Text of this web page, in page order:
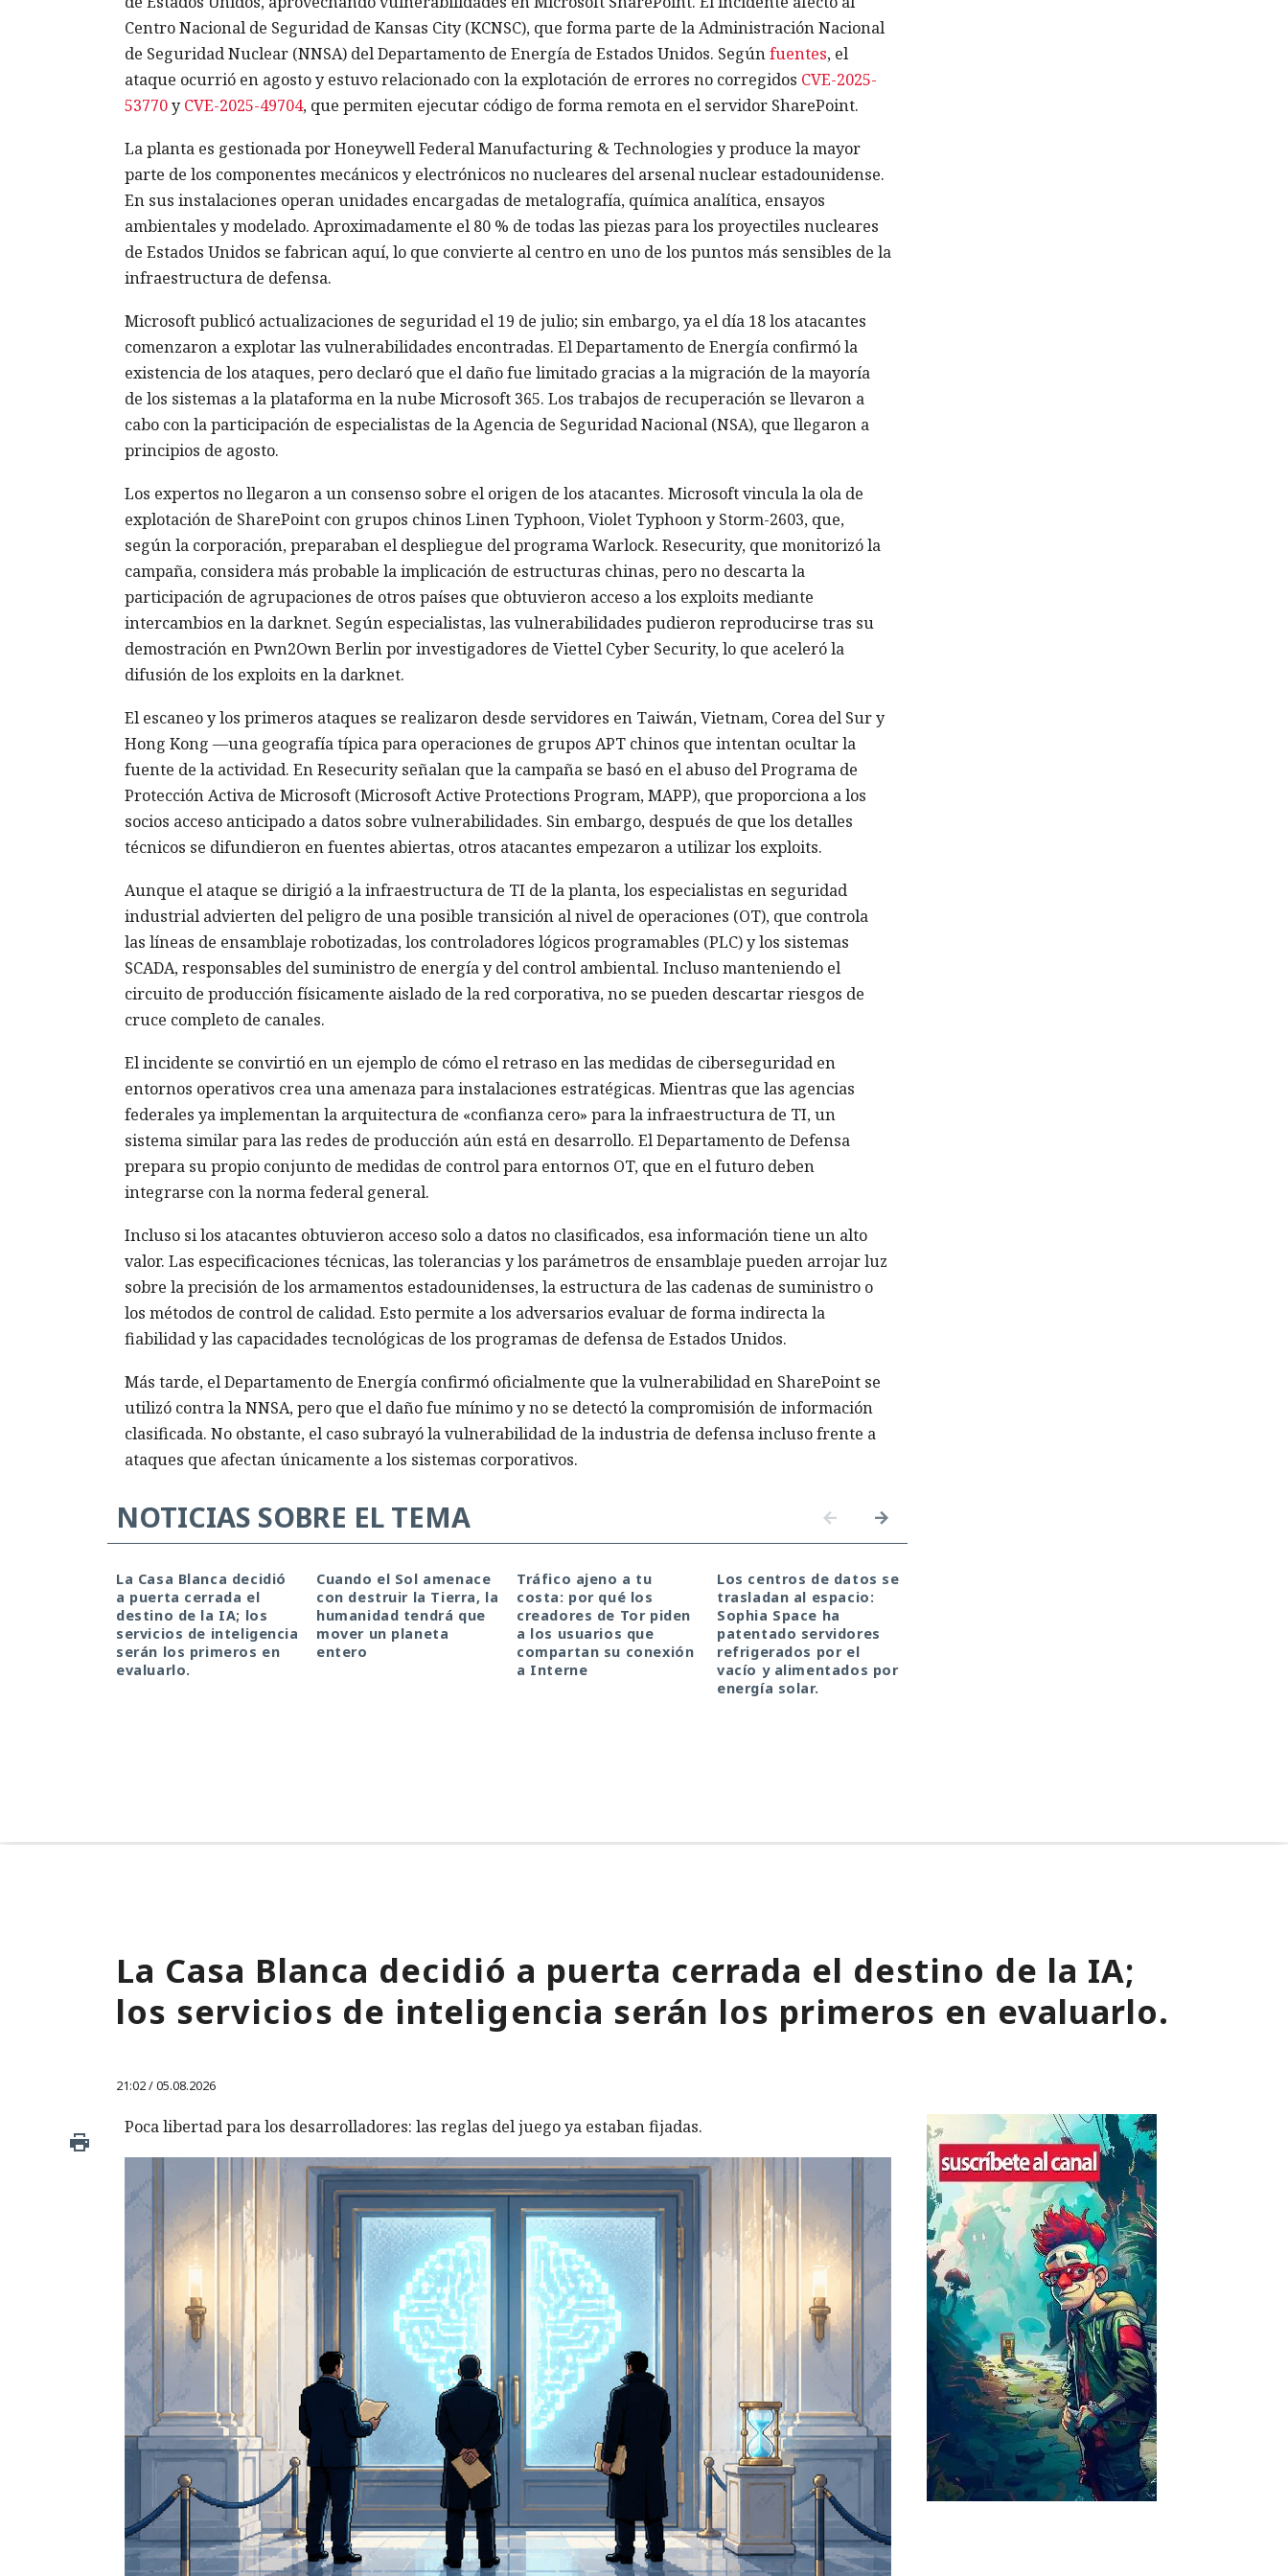
Centro Nacional de Seguridad de Kansas City (KCNSC), que forma parte de la Administración Nacional
de Seguridad Nuclear (NNSA) del Departamento de Energía de Estados Unidos. Segúnfuentes, el
ataque ocurrió en agosto y estuvo relacionado con la explotación de errores no corregidos CVE-2025-
53770yCVE-2025-49704, que permiten ejecutar código de forma remota en el servidor SharePoint.
La planta es gestionada por Honeywell Federal Manufacturing & Technologies y produce la mayor
parte de los componentes mecánicos y electrónicos no nucleares del arsenal nuclear estadounidense.
En sus instalaciones operan unidades encargadas de metalografía, química analítica, ensayos
ambientales y modelado. Aproximadamente el 80 % de todas las piezas para los proyectiles nucleares
de Estados Unidos se fabrican aquí, lo que convierte al centro en uno de los puntos más sensibles de la
infraestructura de defensa.
Microsoft publicó actualizaciones de seguridad el 19 de julio; sin embargo, ya el día 18 los atacantes
comenzaron a explotar las vulnerabilidades encontradas. El Departamento de Energía confirmó la
existencia de los ataques, pero declaró que el daño fue limitado gracias a la migración de la mayoría
de los sistemas a la plataforma en la nube Microsoft 365. Los trabajos de recuperación se llevaron a
cabo con la participación de especialistas de la Agencia de Seguridad Nacional (NSA), que llegaron a
principios de agosto.
Los expertos no llegaron a un consenso sobre el origen de los atacantes. Microsoft vincula la ola de
explotación de SharePoint con grupos chinos Linen Typhoon, Violet Typhoon y Storm-2603, que,
según la corporación, preparaban el despliegue del programa Warlock. Resecurity, que monitorizó la
campaña, considera más probable la implicación de estructuras chinas, pero no descarta la
participación de agrupaciones de otros países que obtuvieron acceso a los exploits mediante
intercambios en la darknet. Según especialistas, las vulnerabilidades pudieron reproducirse tras su
demostración en Pwn2Own Berlin por investigadores de Viettel Cyber Security, lo que aceleró la
difusión de los exploits en la darknet.
El escaneo y los primeros ataques se realizaron desde servidores en Taiwán, Vietnam, Corea del Sur y
Hong Kong —una geografía típica para operaciones de grupos APT chinos que intentan ocultar la
fuente de la actividad. En Resecurity señalan que la campaña se basó en el abuso del Programa de
Protección Activa de Microsoft (Microsoft Active Protections Program, MAPP), que proporciona a los
socios acceso anticipado a datos sobre vulnerabilidades. Sin embargo, después de que los detalles
técnicos se difundieron en fuentes abiertas, otros atacantes empezaron a utilizar los exploits.
Aunque el ataque se dirigió a la infraestructura de TI de la planta, los especialistas en seguridad
industrial advierten del peligro de una posible transición al nivel de operaciones (OT), que controla
las líneas de ensamblaje robotizadas, los controladores lógicos programables (PLC) y los sistemas
SCADA, responsables del suministro de energía y del control ambiental. Incluso manteniendo el
circuito de producción físicamente aislado de la red corporativa, no se pueden descartar riesgos de
cruce completo de canales.
El incidente se convirtió en un ejemplo de cómo el retraso en las medidas de ciberseguridad en
entornos operativos crea una amenaza para instalaciones estratégicas. Mientras que las agencias
federales ya implementan la arquitectura de «confianza cero» para la infraestructura de TI, un
sistema similar para las redes de producción aún está en desarrollo. El Departamento de Defensa
prepara su propio conjunto de medidas de control para entornos OT, que en el futuro deben
integrarse con la norma federal general.
Incluso si los atacantes obtuvieron acceso solo a datos no clasificados, esa información tiene un alto
valor. Las especificaciones técnicas, las tolerancias y los parámetros de ensamblaje pueden arrojar luz
sobre la precisión de los armamentos estadounidenses, la estructura de las cadenas de suministro o
los métodos de control de calidad. Esto permite a los adversarios evaluar de forma indirecta la
fiabilidad y las capacidades tecnológicas de los programas de defensa de Estados Unidos.
Más tarde, el Departamento de Energía confirmó oficialmente que la vulnerabilidad en SharePoint se
utilizó contra la NNSA, pero que el daño fue mínimo y no se detectó la compromisión de información
clasificada. No obstante, el caso subrayó la vulnerabilidad de la industria de defensa incluso frente a
ataques que afectan únicamente a los sistemas corporativos.
NOTICIAS SOBRE EL TEMA
La Casa Blanca decidió
a puerta cerrada el
destino de la IA; los
servicios de inteligencia
serán los primeros en
evaluarlo.
Cuando el Sol amenace
con destruir la Tierra, la
humanidad tendrá que
mover un planeta
entero
Tráfico ajeno a tu
costa: por qué los
creadores de Tor piden
a los usuarios que
compartan su conexión
a Interne
Los centros de datos se
trasladan al espacio:
Sophia Space ha
patentado servidores
refrigerados por el
vacío y alimentados por
energía solar.
La Casa Blanca decidió a puerta cerrada el destino de la IA;
los servicios de inteligencia serán los primeros en evaluarlo.
21:02 / 05.08.2026
Poca libertad para los desarrolladores: las reglas del juego ya estaban fijadas.